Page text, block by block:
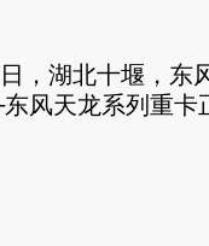
湖北十堰，东
风天龙系列重卡